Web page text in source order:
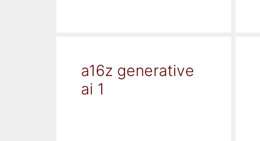
a16z generative
ai 1